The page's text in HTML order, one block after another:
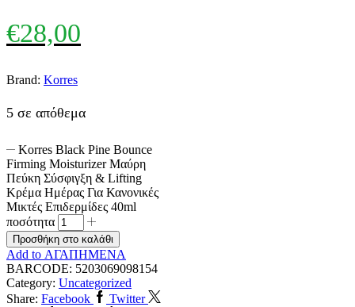
€28,00
Brand: Korres
5 σε απόθεμα
Korres Black Pine Bounce
Firming Moisturizer Μαύρη
Πεύκη Σύσφιγξη & Lifting
Κρέμα Ημέρας Για Κανονικές
Μικτές Επιδερμίδες 40ml
ποσότητα
Προσθήκη στο καλάθι
Add to ΑΓΑΠΗΜΕΝΑ
BARCODE: 5203069098154
Category: Uncategorized
Share: Facebook
Twitter